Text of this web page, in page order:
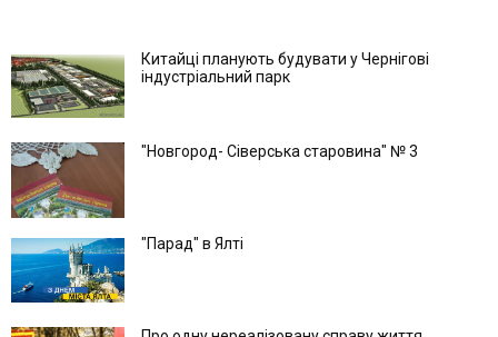
Китайці планують будувати у Чернігові
індустріальний парк
"Новгород- Сіверська старовина" № 3
"Парад" в Ялті